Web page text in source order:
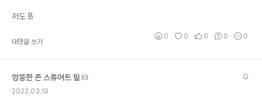
저도 B
대댓글 쓰기
0 0 0 0 0
엉뚱한 존 스튜어트 밀
2022.03.19